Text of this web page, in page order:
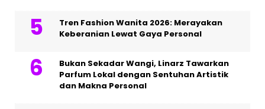
Tren Fashion Wanita 2026: Merayakan
Keberanian Lewat Gaya Personal
Bukan Sekadar Wangi, Linarz Tawarkan
Parfum Lokal dengan Sentuhan Artistik
dan Makna Personal